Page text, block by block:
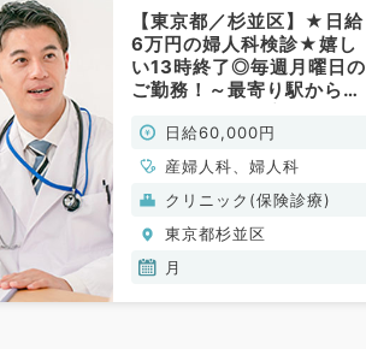
【東京都／杉並区】★日給
6万円の婦人科検診★嬉し
い13時終了◎毎週月曜日の
ご勤務！～最寄り駅から徒
婦人科／非常勤）
日給60,000円
産婦人科、婦人科
クリニック(保険診療)
東京都杉並区
月